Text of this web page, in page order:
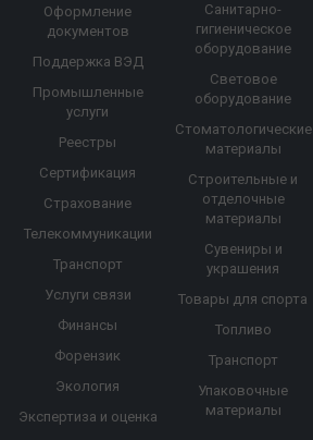
Оформление
документов
Поддержка ВЭД
Промышленные
услуги
Реестры
Сертификация
Страхование
Телекоммуникации
Транспорт
Услуги связи
Финансы
Форензик
Экология
Экспертиза и оценка
Санитарно-
гигиеническое
оборудование
Световое
оборудование
Стоматологические
материалы
Строительные и
отделочные
материалы
Сувениры и
украшения
Товары для спорта
Топливо
Транспорт
Упаковочные
материалы